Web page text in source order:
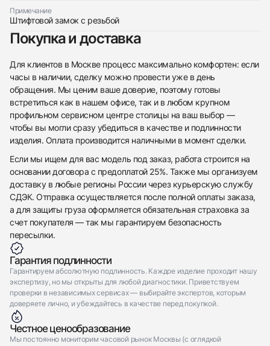
Примечание
Штифтовой замок с резьбой
Покупка и доставка
Для клиентов в Москве процесс максимально комфортен: если
часы в наличии, сделку можно провести уже в день
обращения. Мы ценим ваше доверие, поэтому готовы
встретиться как в нашем офисе, так и в любом крупном
профильном сервисном центре столицы на ваш выбор —
чтобы вы могли сразу убедиться в качестве и подлинности
изделия. Оплата производится наличными в момент сделки.
Если мы ищем для вас модель под заказ, работа строится на
основании договора с предоплатой 25%. Также мы организуем
доставку в любые регионы России через курьерскую службу
СДЭК. Отправка осуществляется после полной оплаты заказа,
а для защиты груза оформляется обязательная страховка за
счет покупателя — так мы гарантируем безопасность
пересылки.
Гарантия подлинности
Гарантируем абсолютную подлинность. Каждое изделие проходит нашу
экспертизу, но мы открыты для любой диагностики. Приветствуем
проверки в независимых сервисах — выбирайте экспертов, которым
доверяете лично, и убеждайтесь в качестве перед покупкой.
Честное ценообразование
Мы постоянно мониторим часовой рынок Москвы (с оглядкой
Отправить заявку
Приложите фото ваших часов…
Отправить заявку